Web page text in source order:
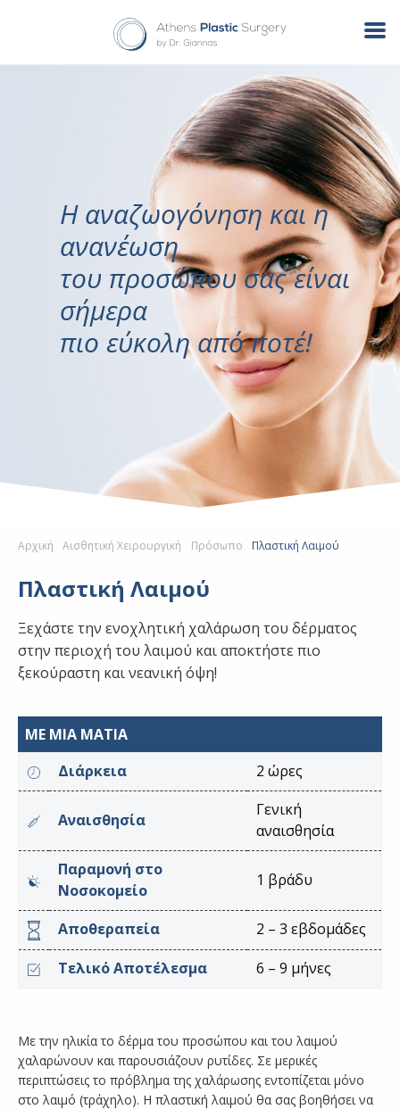
Η αναζωογόνηση και η
ανανέωση
του προσώπου σας είναι
σήμερα
πιο εύκολη από ποτέ!
Αρχική Αισθητική Χειρουργική Πρόσωπο Πλαστική Λαιμού
Πλαστική Λαιμού
Ξεχάστε την ενοχλητική χαλάρωση του δέρματος
στην περιοχή του λαιμού και αποκτήστε πιο
ξεκούραστη και νεανική όψη!
ΜΕ ΜΙΑ ΜΑΤΙΑ
Διάρκεια
2 ώρες
Αναισθησία
Γενική
αναισθησία
Παραμονή στο
Νοσοκομείο
1 βράδυ
Αποθεραπεία
2 – 3 εβδομάδες
Τελικό Αποτέλεσμα
6 – 9 μήνες
Με την ηλικία το δέρμα του προσώπου και του λαιμού
χαλαρώνουν και παρουσιάζουν ρυτίδες. Σε μερικές
περιπτώσεις το πρόβλημα της χαλάρωσης εντοπίζεται μόνο
στο λαιμό (τράχηλο). Η πλαστική λαιμού θα σας βοηθήσει να